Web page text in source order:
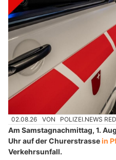
02.08.26 VON POLIZEI.NEWS
Am Samstagnachmittag, 1.
Uhr auf der Churerstrassein
Verkehrsunfall.